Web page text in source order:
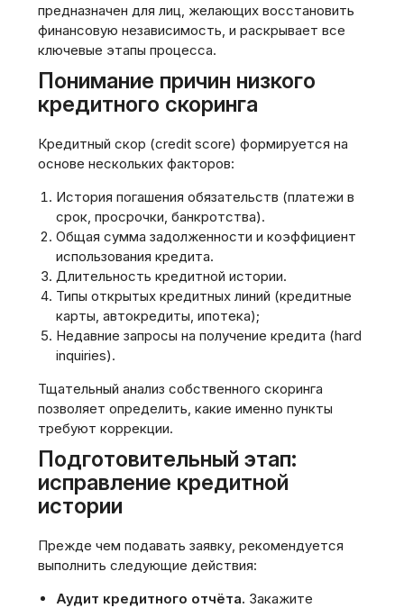
предназначен для лиц‚ желающих восстановить
финансовую независимость‚ и раскрывает все
ключевые этапы процесса.
Понимание причин низкого
кредитного скоринга
Кредитный скор (credit score) формируется на
основе нескольких факторов:
История погашения обязательств (платежи в
срок‚ просрочки‚ банкротства).
Общая сумма задолженности и коэффициент
использования кредита.
Длительность кредитной истории.
Типы открытых кредитных линий (кредитные
карты‚ автокредиты‚ ипотека);
Недавние запросы на получение кредита (hard
inquiries).
Тщательный анализ собственного скоринга
позволяет определить‚ какие именно пункты
требуют коррекции.
Подготовительный этап:
исправление кредитной
истории
Прежде чем подавать заявку‚ рекомендуется
выполнить следующие действия:
Аудит кредитного отчёта. Закажите